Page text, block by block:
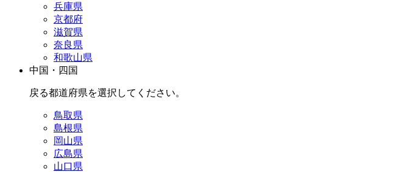
兵庫県
京都府
滋賀県
奈良県
和歌山県
中国・四国
戻る都道府県を選択してください。
鳥取県
島根県
岡山県
広島県
山口県